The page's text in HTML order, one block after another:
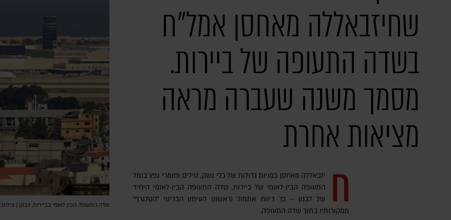
שחיזבאללה מאחסן אמל"ח
בשדה התעופה של ביירות.
מסמך משנה שעברה מראה
מציאות אחרת
ח
יזבאללה מאחסן כמויות גדולות של כלי נשק, טילים וחומרי נפץ בנמל
התעופה הבין-לאומי של ביירות, שדה התעופה הבין-לאומי היחיד
של לבנון – כך דיווח אתמול (ראשון) העיתון הבריטי "הטלגרף"
ממקורותיו בתוך שדה התעופה.
שדה התעופה הבין לאומי בביירות, לבנון | צילום: ANWAR AMRO/AFP via Getty Images